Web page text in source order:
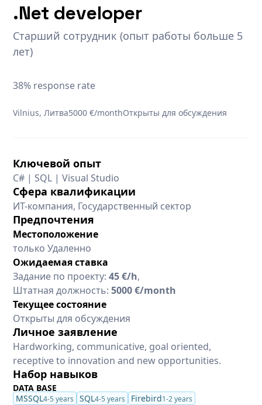
.Net developer
Старший сотрудник (опыт работы больше 5
лет)
38% response rate
Vilnius, Литва5000 €/monthОткрыты для обсуждения
Ключевой опыт
C# | SQL | Visual Studio
Сфера квалификации
ИТ-компания, Государственный сектор
Предпочтения
Местоположение
только Удаленно
Ожидаемая ставка
Задание по проекту:45 €/h,
Штатная должность:5000 €/month
Текущее состояние
Открыты для обсуждения
Личное заявление
Hardworking, communicative, goal oriented,
receptive to innovation and new opportunities.
Набор навыков
DATA BASE
MSSQL4-5 years SQL4-5 years Firebird1-2 years